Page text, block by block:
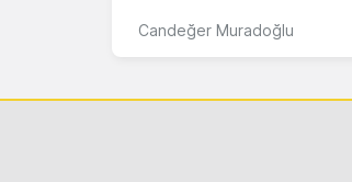
Candeğer Muradoğlu